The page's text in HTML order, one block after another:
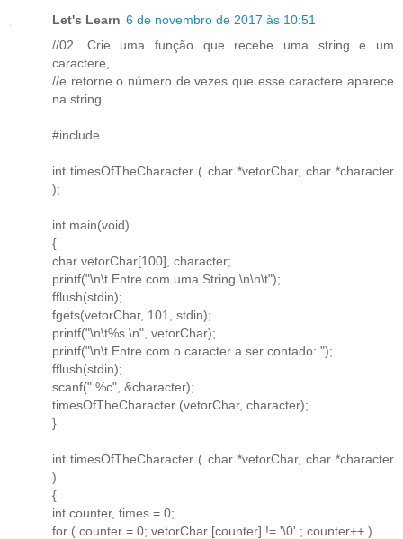
Let's Learn 6 de novembro de 2017 às 10:51
//02. Crie uma função que recebe uma string e um
caractere,
//e retorne o número de vezes que esse caractere aparece
na string.
#include
int timesOfTheCharacter ( char *vetorChar, char *character
);
int main(void)
{
char vetorChar[100], character;
printf("\n\t Entre com uma String \n\n\t");
fflush(stdin);
fgets(vetorChar, 101, stdin);
printf("\n\t%s \n", vetorChar);
printf("\n\t Entre com o caracter a ser contado: ");
fflush(stdin);
scanf(" %c", &character);
timesOfTheCharacter (vetorChar, character);
}
int timesOfTheCharacter ( char *vetorChar, char *character
)
{
int counter, times = 0;
for ( counter = 0; vetorChar [counter] != '\0' ; counter++ )